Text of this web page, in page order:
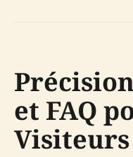
et FAQ
Visiteurs